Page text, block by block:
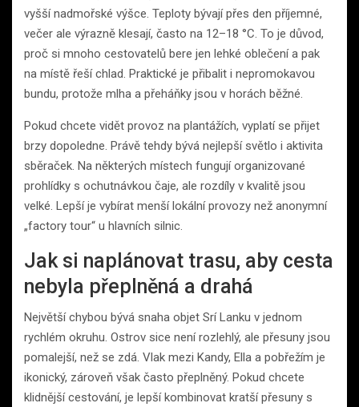
vyšší nadmořské výšce. Teploty bývají přes den příjemné,
večer ale výrazně klesají, často na 12–18 °C. To je důvod,
proč si mnoho cestovatelů bere jen lehké oblečení a pak
na místě řeší chlad. Praktické je přibalit i nepromokavou
bundu, protože mlha a přeháňky jsou v horách běžné.
Pokud chcete vidět provoz na plantážích, vyplatí se přijet
brzy dopoledne. Právě tehdy bývá nejlepší světlo i aktivita
sběraček. Na některých místech fungují organizované
prohlídky s ochutnávkou čaje, ale rozdíly v kvalitě jsou
velké. Lepší je vybírat menší lokální provozy než anonymní
„factory tour“ u hlavních silnic.
Jak si naplánovat trasu, aby cesta
nebyla přeplněná a drahá
Největší chybou bývá snaha objet Srí Lanku v jednom
rychlém okruhu. Ostrov sice není rozlehlý, ale přesuny jsou
pomalejší, než se zdá. Vlak mezi Kandy, Ella a pobřežím je
ikonický, zároveň však často přeplněný. Pokud chcete
klidnější cestování, je lepší kombinovat kratší přesuny s